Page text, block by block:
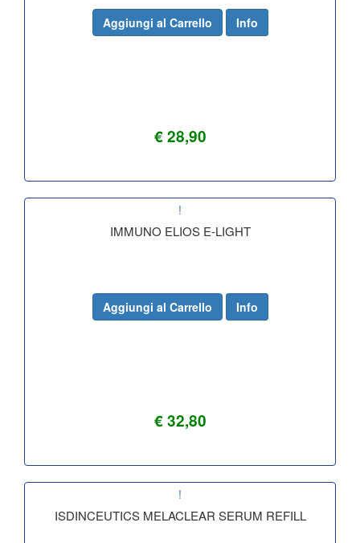
€ 28,90
Aggiungi al Carrello Info
!
IMMUNO ELIOS E-LIGHT
€ 32,80
Aggiungi al Carrello Info
!
ISDINCEUTICS MELACLEAR SERUM REFILL